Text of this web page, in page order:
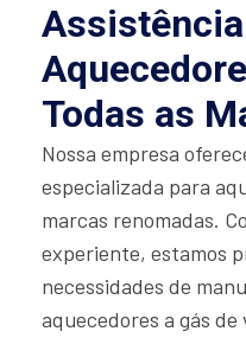
Todas as
Nossa empresa
especializada para
marcas renomadas.
experiente, estamos
necessidades de
aquecedores a gás